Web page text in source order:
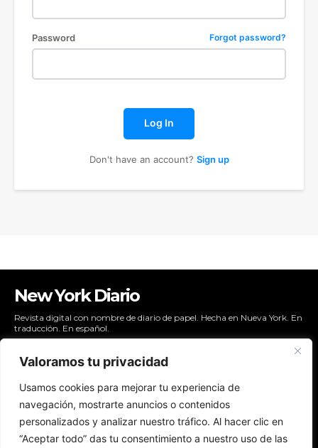
Valoramos tu privacidad
Usamos cookies para mejorar tu experiencia de
navegación, mostrarte anuncios o contenidos
personalizados y analizar nuestro tráfico. Al hacer clic en
“Aceptar todo” das tu consentimiento a nuestro uso de las
Password Forgot password?
Log In
Don't have an account? Sign up
New York Diario
Revista digital con nombre de diario de papel. Hecha en Nueva York. En
traducción. En español.
NYDIARIO
NEWSLETTER
POLÍTICAS DE PRIVACIDAD
CONTACTO